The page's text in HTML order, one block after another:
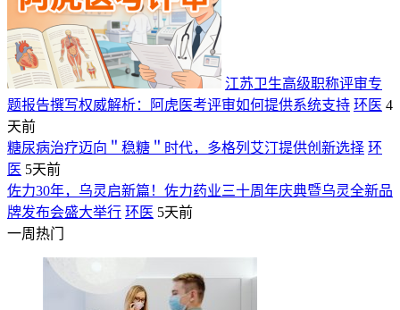
江苏卫生高级职称评审专
题报告撰写权威解析：阿虎医考评审如何提供系统支持 环医 4
天前
糖尿病治疗迈向＂稳糖＂时代，多格列艾汀提供创新选择 环
医 5天前
佐力30年，乌灵启新篇！佐力药业三十周年庆典暨乌灵全新品
牌发布会盛大举行 环医 5天前
一周热门